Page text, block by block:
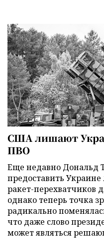
США лишают
ПВО
Еще недавно Дональд
предоставить
ракет-перехватчиков
однако теперь точка
радикально
что даже слово
может являться